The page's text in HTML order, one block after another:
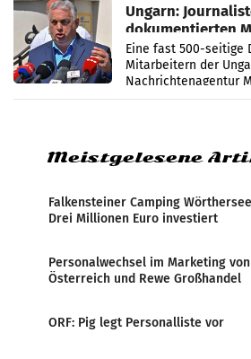
Ungarn:
dokumentierten
Zensur
Eine fast 500-seitige
Mitarbeitern der
Nachrichtenagentur
systematische
Meistgelesene
Falkensteiner Camping
Drei Millionen Euro investiert
Personalwechsel im Marketing
Österreich und Rewe Großhandel
ORF: Pig legt Personalliste vor